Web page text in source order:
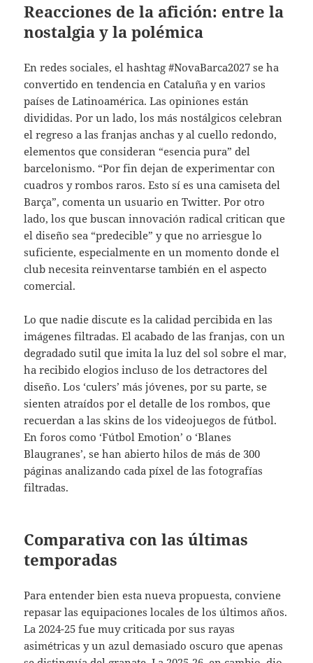
Reacciones de la afición: entre la
nostalgia y la polémica
En redes sociales, el hashtag #NovaBarca2027 se ha
convertido en tendencia en Cataluña y en varios
países de Latinoamérica. Las opiniones están
divididas. Por un lado, los más nostálgicos celebran
el regreso a las franjas anchas y al cuello redondo,
elementos que consideran “esencia pura” del
barcelonismo. “Por fin dejan de experimentar con
cuadros y rombos raros. Esto sí es una camiseta del
Barça”, comenta un usuario en Twitter. Por otro
lado, los que buscan innovación radical critican que
el diseño sea “predecible” y que no arriesgue lo
suficiente, especialmente en un momento donde el
club necesita reinventarse también en el aspecto
comercial.
Lo que nadie discute es la calidad percibida en las
imágenes filtradas. El acabado de las franjas, con un
degradado sutil que imita la luz del sol sobre el mar,
ha recibido elogios incluso de los detractores del
diseño. Los ‘culers’ más jóvenes, por su parte, se
sienten atraídos por el detalle de los rombos, que
recuerdan a las skins de los videojuegos de fútbol.
En foros como ‘Fútbol Emotion’ o ‘Blanes
Blaugranes’, se han abierto hilos de más de 300
páginas analizando cada píxel de las fotografías
filtradas.
Comparativa con las últimas
temporadas
Para entender bien esta nueva propuesta, conviene
repasar las equipaciones locales de los últimos años.
La 2024-25 fue muy criticada por sus rayas
asimétricas y un azul demasiado oscuro que apenas